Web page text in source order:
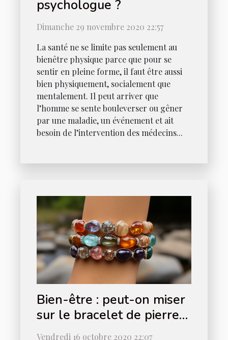
psychologue ?
Dimanche 29 novembre 2020 22:57
La santé ne se limite pas seulement au
bienêtre physique parce que pour se
sentir en pleine forme, il faut être aussi
bien physiquement, socialement que
mentalement. Il peut arriver que
l’homme se sente bouleverser ou gêner
par une maladie, un événement et ait
besoin de l’intervention des médecins...
Bien-être : peut-on miser
sur le bracelet de pierres
gemme en 2020 ?
Vendredi 16 octobre 2020 22:07